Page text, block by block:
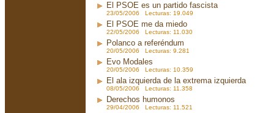
El PSOE es un partido fascista
23/05/2006 Lecturas: 19.049
El PSOE me da miedo
22/05/2006 Lecturas: 11.030
Polanco a referéndum
20/05/2006 Lecturas: 9.281
Evo Modales
20/05/2006 Lecturas: 10.359
El ala izquierda de la extrema izquierda
08/05/2006 Lecturas: 11.358
Derechos humonos
29/04/2006 Lecturas: 11.521